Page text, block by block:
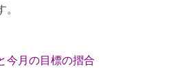
今月の目標の摺合